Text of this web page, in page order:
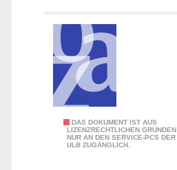
e
DAS DOKUMENT IST AUS
LIZENZRECHTLICHEN GRÜNDEN
NUR AN DEN SERVICE-PCS DER
ULB ZUGÄNGLICH.